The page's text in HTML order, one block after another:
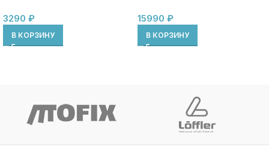
3290 ₽
В КОРЗИНУ
15990 ₽
В КОРЗИНУ